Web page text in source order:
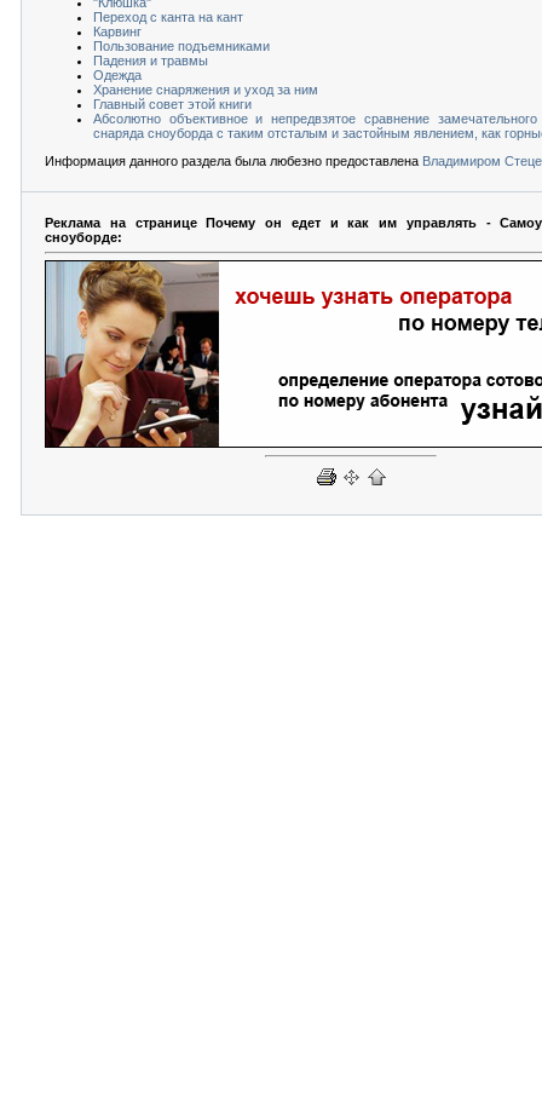
Переход с канта на кант
Карвинг
Пользование подъемниками
Падения и травмы
Одежда
Хранение снаряжения и уход за ним
Главный совет этой книги
Абсолютно объективное и непредвзятое сравнение замечательного
снаряда сноуборда с таким отсталым и застойным явлением, как
Информация данного раздела была любезно предоставлена Владимиром
Реклама на странице Почему он едет и как им управлять -
сноуборде: